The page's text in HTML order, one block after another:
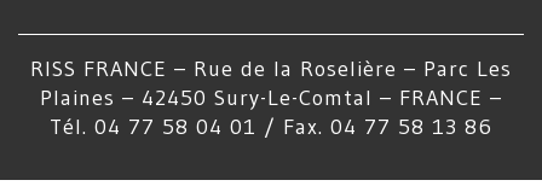
RISS FRANCE – Rue de la Roselière – Parc Les
Plaines – 42450 Sury-Le-Comtal – FRANCE –
Tél. 04 77 58 04 01 / Fax. 04 77 58 13 86